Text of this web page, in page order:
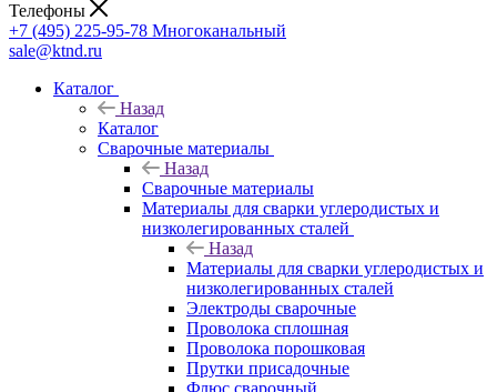
Телефоны
+7 (495) 225-95-78 Многоканальный
sale@ktnd.ru
Каталог
Назад
Каталог
Сварочные материалы
Назад
Сварочные материалы
Материалы для сварки углеродистых и
низколегированных сталей
Назад
Материалы для сварки углеродистых и
низколегированных сталей
Электроды сварочные
Проволока сплошная
Проволока порошковая
Прутки присадочные
Флюс сварочный